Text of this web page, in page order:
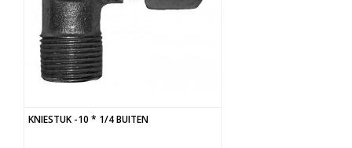
KNIESTUK -10 * 1/4 BUITEN